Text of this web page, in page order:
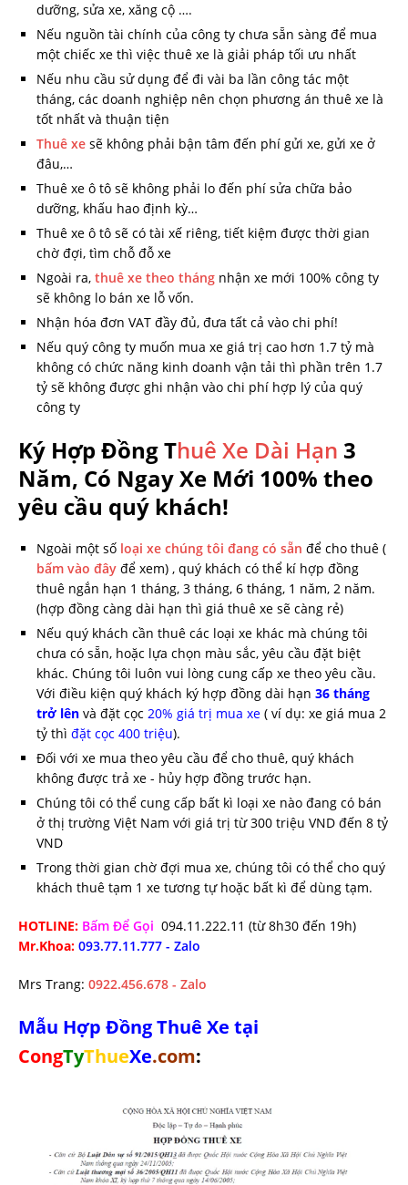
dưỡng, sửa xe, xăng cộ ….
Nếu nguồn tài chính của công ty chưa sẵn sàng để mua
một chiếc xe thì việc thuê xe là giải pháp tối ưu nhất
Nếu nhu cầu sử dụng để đi vài ba lần công tác một
tháng, các doanh nghiệp nên chọn phương án thuê xe là
tốt nhất và thuận tiện
Thuê xe sẽ không phải bận tâm đến phí gửi xe, gửi xe ở
đâu,…
Thuê xe ô tô sẽ không phải lo đến phí sửa chữa bảo
dưỡng, khấu hao định kỳ…
Thuê xe ô tô sẽ có tài xế riêng, tiết kiệm được thời gian
chờ đợi, tìm chỗ đỗ xe
Ngoài ra, thuê xe theo tháng nhận xe mới 100% công ty
sẽ không lo bán xe lỗ vốn.
Nhận hóa đơn VAT đầy đủ, đưa tất cả vào chi phí!
Nếu quý công ty muốn mua xe giá trị cao hơn 1.7 tỷ mà
không có chức năng kinh doanh vận tải thì phần trên 1.7
tỷ sẽ không được ghi nhận vào chi phí hợp lý của quý
công ty
Ký Hợp Đồng Thuê Xe Dài Hạn 3
Năm, Có Ngay Xe Mới 100% theo
yêu cầu quý khách!
Ngoài một số loại xe chúng tôi đang có sẵn để cho thuê (
bấm vào đây để xem) , quý khách có thể kí hợp đồng
thuê ngắn hạn 1 tháng, 3 tháng, 6 tháng, 1 năm, 2 năm.
(hợp đồng càng dài hạn thì giá thuê xe sẽ càng rẻ)
Nếu quý khách cần thuê các loại xe khác mà chúng tôi
chưa có sẵn, hoặc lựa chọn màu sắc, yêu cầu đặt biệt
khác. Chúng tôi luôn vui lòng cung cấp xe theo yêu cầu.
Với điều kiện quý khách ký hợp đồng dài hạn 36 tháng
trở lên và đặt cọc 20% giá trị mua xe ( ví dụ: xe giá mua 2
tỷ thì đặt cọc 400 triệu).
Đối với xe mua theo yêu cầu để cho thuê, quý khách
không được trả xe - hủy hợp đồng trước hạn.
Chúng tôi có thể cung cấp bất kì loại xe nào đang có bán
ở thị trường Việt Nam với giá trị từ 300 triệu VND đến 8 tỷ
VND
Trong thời gian chờ đợi mua xe, chúng tôi có thể cho quý
khách thuê tạm 1 xe tương tự hoặc bất kì để dùng tạm.
HOTLINE: Bấm Để Gọi 094.11.222.11 (từ 8h30 đến 19h)
Mr.Khoa: 093.77.11.777 - Zalo
Mrs Trang: 0922.456.678 - Zalo
Mẫu Hợp Đồng Thuê Xe tại
CongTyThueXe.com: